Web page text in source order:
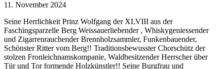
11. November 2024
Seine Herrlichkeit Prinz Wolfgang der XLVIII aus der
Faschingsparzelle Berg Weissauerliebender , Whiskygeniessender
und Zigarrenrauchender Brennholzsammler, Funkenbauender,
Schönster Ritter vom Berg!! Traditionsbewusster Chorschütz der
stolzen Fronleichnamskompanie, Waldbesitzender Herrscher über
Tür und Tor formende Holzkünstler!! Seine Burgfrau und